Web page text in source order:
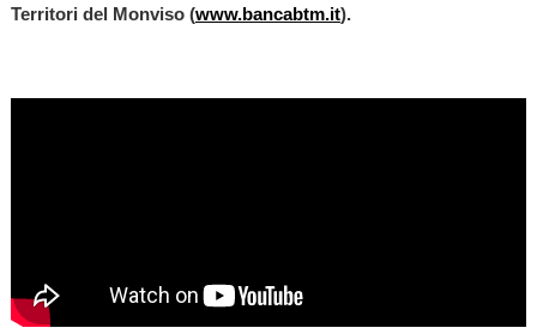
Territori del Monviso (www.bancabtm.it).